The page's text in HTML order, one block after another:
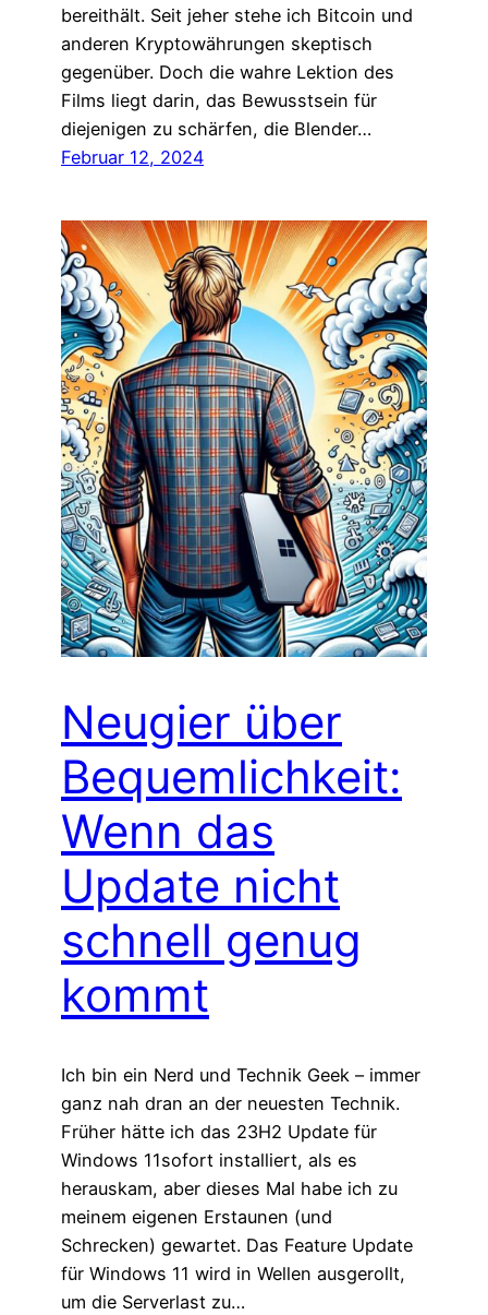
bereithält. Seit jeher stehe ich Bitcoin und
anderen Kryptowährungen skeptisch
gegenüber. Doch die wahre Lektion des
Films liegt darin, das Bewusstsein für
diejenigen zu schärfen, die Blender…
Februar 12, 2024
Neugier über
Bequemlichkeit:
Wenn das
Update nicht
schnell genug
kommt
Ich bin ein Nerd und Technik Geek – immer
ganz nah dran an der neuesten Technik.
Früher hätte ich das 23H2 Update für
Windows 11sofort installiert, als es
herauskam, aber dieses Mal habe ich zu
meinem eigenen Erstaunen (und
Schrecken) gewartet. Das Feature Update
für Windows 11 wird in Wellen ausgerollt,
um die Serverlast zu…